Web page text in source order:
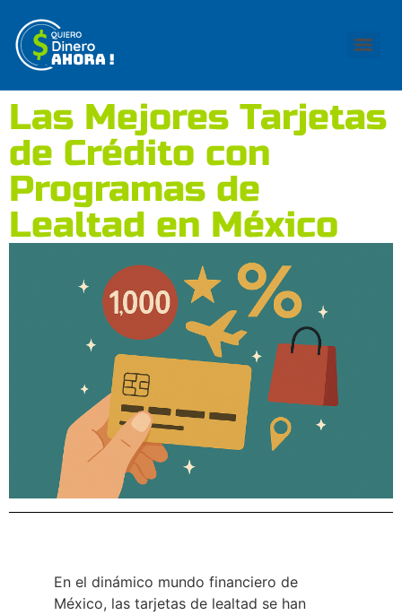
Las Mejores Tarjetas
de Crédito con
Programas de
Lealtad en México
En el dinámico mundo financiero de
México, las tarjetas de lealtad se han